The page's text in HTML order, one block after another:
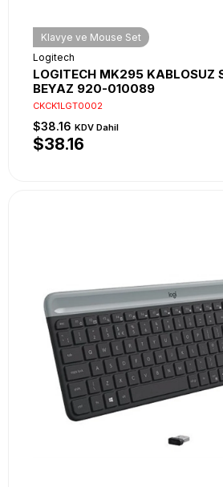
Klavye ve Mouse Set
Logitech
LOGITECH MK295 KABLOSUZ
BEYAZ 920-010089
CKCK1LGT0002
$38.16 KDV Dahil
$38.16